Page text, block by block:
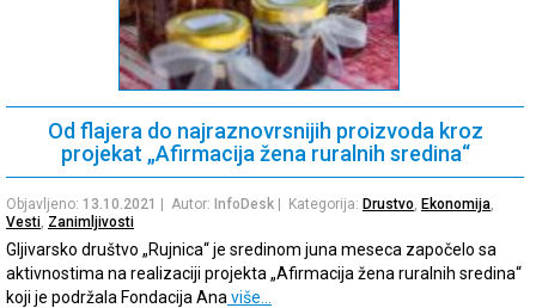
Od flajera do najraznovrsnijih proizvoda kroz
projekat „Afirmacija žena ruralnih sredina“
Objavljeno: 13.10.2021 | Autor: InfoDesk | Kategorija: Drustvo Ekonomija
Vesti Zanimljivosti
Gljivarsko društvo „Rujnica“ je sredinom juna meseca započelo sa
aktivnostima na realizaciji projekta „Afirmacija žena ruralnih sredina“
koji je podržala Fondacija Ana više…